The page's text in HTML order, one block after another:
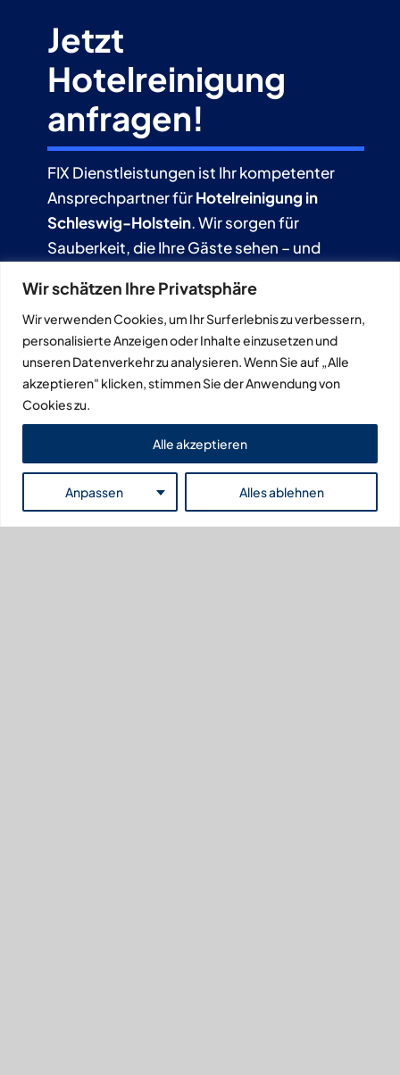
Wir schätzen Ihre Privatsphäre
Wir verwenden Cookies, um Ihr Surferlebnis zu verbessern,
personalisierte Anzeigen oder Inhalte einzusetzen und
unseren Datenverkehr zu analysieren. Wenn Sie auf „Alle
akzeptieren" klicken, stimmen Sie der Anwendung von
Cookies zu.
Anpassen Alles ablehnen
Alle akzeptieren
Jetzt
Hotelreinigung
anfragen!
FIX Dienstleistungen ist Ihr kompetenter
Ansprechpartner fürHotelreinigung in
Schleswig-Holstein. Wir sorgen für
Sauberkeit, die Ihre Gäste sehen – und
Jetzt anfragen